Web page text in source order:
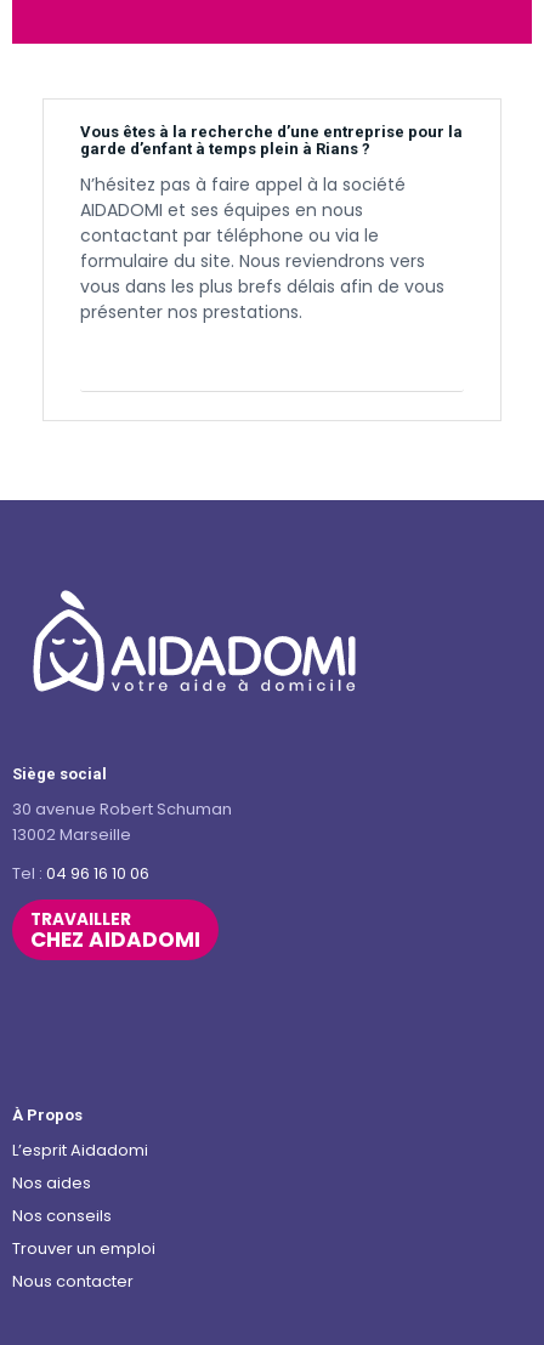
Vous êtes à la recherche d’une entreprise pour la
garde d’enfant à temps plein à Rians ?
N’hésitez pas à faire appel à la société
AIDADOMI et ses équipes en nous
contactant par téléphone ou via le
formulaire du site. Nous reviendrons vers
vous dans les plus brefs délais afin de vous
présenter nos prestations.
Siège social
30 avenue Robert Schuman
13002 Marseille
Tel : 04 96 16 10 06
TRAVAILLER
CHEZ AIDADOMI
À Propos
L’esprit Aidadomi
Nos aides
Nos conseils
Trouver un emploi
Nous contacter